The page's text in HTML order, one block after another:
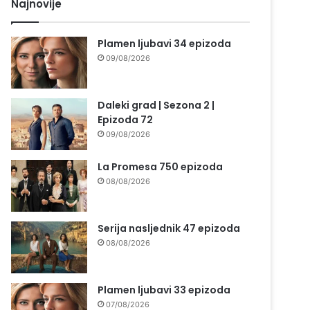
Najnovije
Plamen ljubavi 34 epizoda
09/08/2026
Daleki grad | Sezona 2 |
Epizoda 72
09/08/2026
La Promesa 750 epizoda
08/08/2026
Serija nasljednik 47 epizoda
08/08/2026
Plamen ljubavi 33 epizoda
07/08/2026